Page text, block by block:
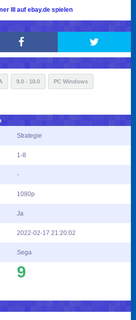
III auf ebay.de spielen
9.0 - 10.0 PC Windows
Strategie
1-8
-
1080p
Ja
2022-02-17 21:20:02
Sega
9